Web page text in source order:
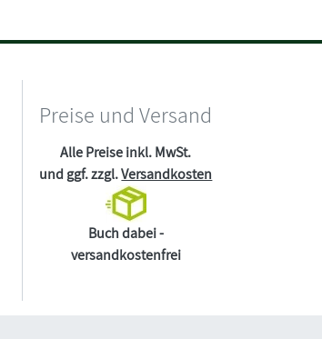
Preise und Versand
Alle Preise inkl. MwSt.
und ggf. zzgl.Versandkosten
Buch dabei -
versandkostenfrei